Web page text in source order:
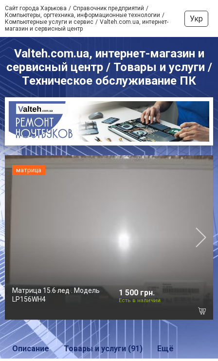
Сайт города Харькова
Справочник предприятий
Компьютеры, оргтехника, информационные технологии
Компьютерные услуги и сервис
Valteh.com.ua, интернет-
магазин и сервисный центр
Укр
Valteh.com.ua, интернет-магазин и
сервисный центр / Товары и услуги /
Техническое обслуживание ПК
матрица
Матрица 15.6 лед . Модель
LP156WH4
1 500 грн.
Есть в наличии
Описание Товары и услуги (91) Ещё